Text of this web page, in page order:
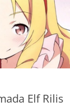
Elf Rilis